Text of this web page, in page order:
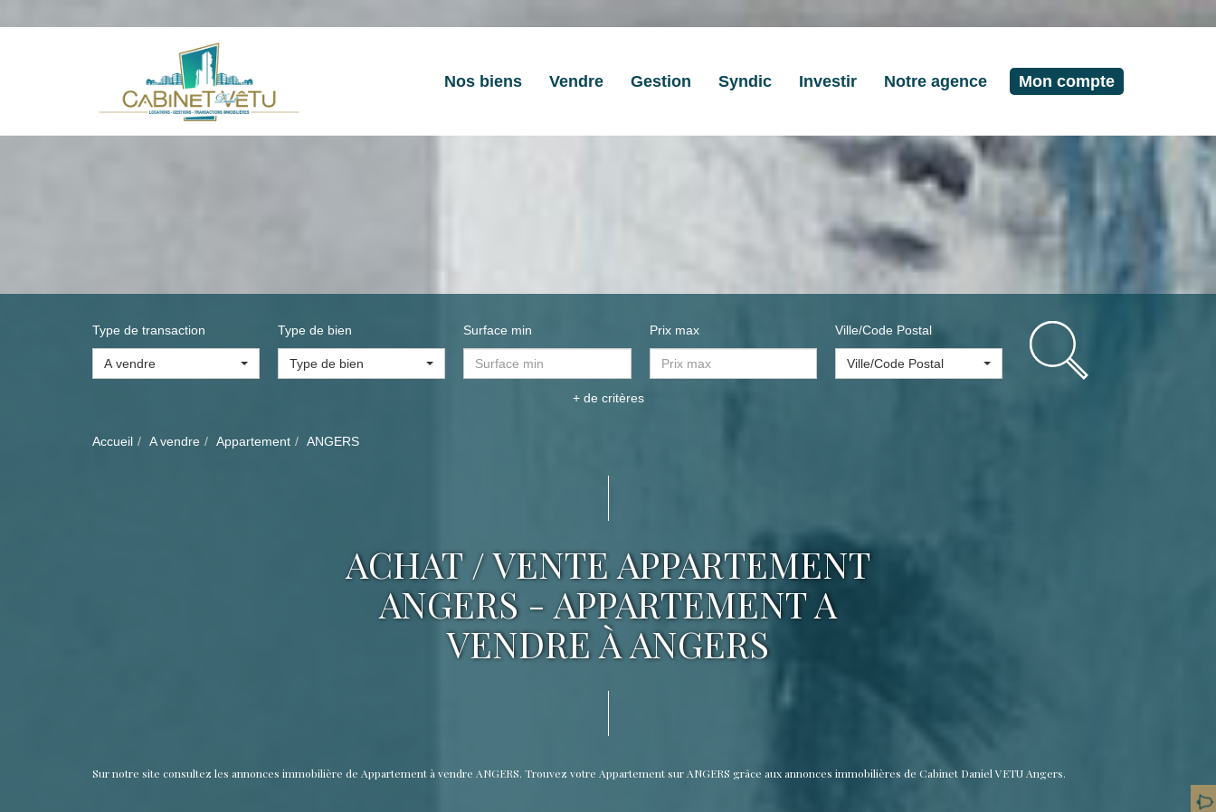
Nos biens Vendre Gestion Syndic Investir Notre agence Mon compte
Type de transaction
A vendre
Type de bien
Type de bien
Surface min Prix max Ville/Code Postal
Ville/Code Postal
+ de critères
Accueil A vendre Appartement ANGERS
ACHAT / VENTE APPARTEMENT
ANGERS - APPARTEMENT A
VENDRE À ANGERS
Sur notre site consultez les annonces immobilière de Appartement à vendre ANGERS. Trouvez votre Appartement sur ANGERS grâce aux annonces immobilières de Cabinet Daniel VETU Angers.